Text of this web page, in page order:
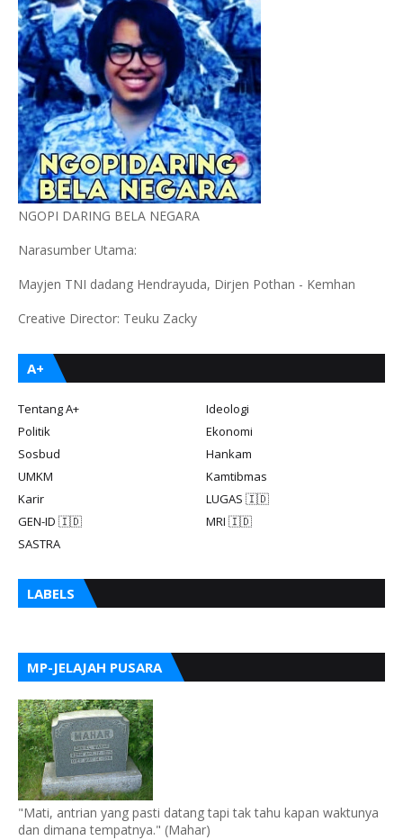
NGOPI DARING BELA NEGARA
Narasumber Utama:
Mayjen TNI dadang Hendrayuda, Dirjen Pothan - Kemhan
Creative Director: Teuku Zacky
A+
Tentang A+
Ideologi
Politik
Ekonomi
Sosbud
Hankam
UMKM
Kamtibmas
Karir
LUGAS 🇮🇩
GEN-ID 🇮🇩
MRI 🇮🇩
SASTRA
LABELS
MP-JELAJAH PUSARA
"Mati, antrian yang pasti datang tapi tak tahu kapan waktunya
dan dimana tempatnya." (Mahar)